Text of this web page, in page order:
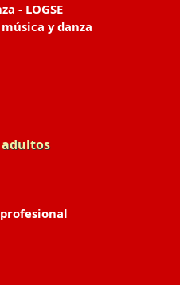
- LOGSE
y danza
adultos